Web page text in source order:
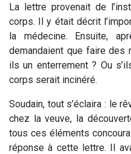
La lettre provenait de
corps. Il y était décrit
la médecine. Ensuite,
demandaient que faire des
ils un enterrement ? Ou
corps serait incinéré.
Soudain, tout s’éclaira : le
chez la veuve, la
tous ces éléments
réponse à cette lettre. Il